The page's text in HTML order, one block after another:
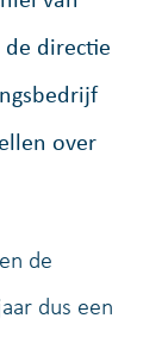
directie
over
de
dus een